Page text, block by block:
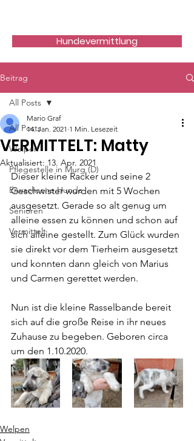
Hundevermittlung
Beitrag
All Posts
Welpen
Pflegestelle in Murg (D)
Erwachsene Hunde
Senioren
Vermittelt
All Posts
VERMITTELT: Matty
Mario Graf
14. Jan. 2021 1 Min. Lesezeit
Aktualisiert: 13. Apr. 2021
Dieser kleine Racker und seine 2
Geschwister wurden mit 5 Wochen
ausgesetzt. Gerade so alt genug um
alleine essen zu können und schon auf
sich alleine gestellt. Zum Glück wurden
sie direkt vor dem Tierheim ausgesetzt
und konnten dann gleich von Marius
und Carmen gerettet werden.
Nun ist die kleine Rasselbande bereit
sich auf die große Reise in ihr neues
Zuhause zu begeben. Geboren circa
um den 1.10.2020.
Welpen